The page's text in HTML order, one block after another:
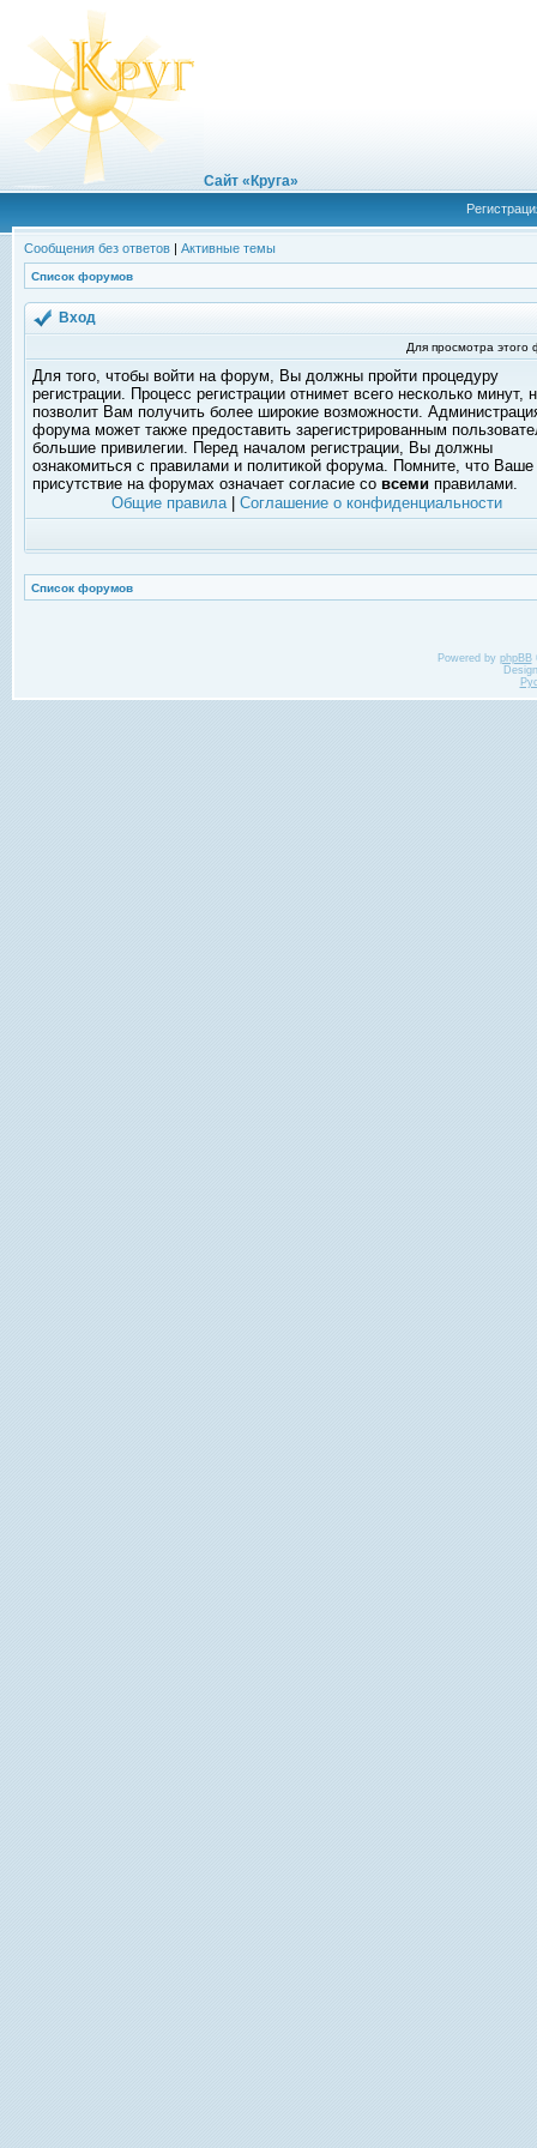
Сайт «Круга»
Сообщения без ответов | Активные темы
Список форумов
Вход
Для просмотра
Для того, чтобы войти на форум, Вы должны пройти процедуру
регистрации. Процесс регистрации отнимет всего несколько минут,
позволит Вам получить более широкие возможности.
форума может также предоставить зарегистрированным
большие привилегии. Перед началом регистрации, Вы должны
ознакомиться с правилами и политикой форума. Помните, что Ваше
присутствие на форумах означает согласие со всеми правилами.
Общие правила| Соглашение о конфиденциальности
Список форумов
Powered by phpBB